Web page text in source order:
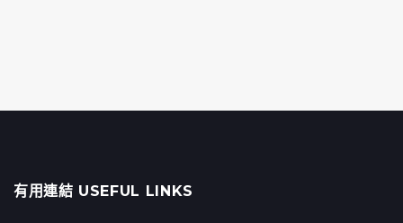
有用連結 USEFUL LINKS